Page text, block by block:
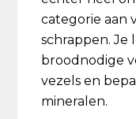
categorie aan
schrappen. Je
broodnodige
vezels en
mineralen.